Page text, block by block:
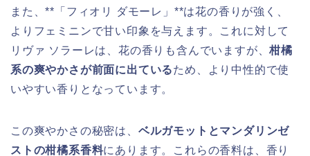
また、**「フィオリ ダモーレ」**は花の香りが強く、
よりフェミニンで甘い印象を与えます。これに対して
リヴァ ソラーレは、花の香りも含んでいますが、柑橘
系の爽やかさが前面に出ているため、より中性的で使
いやすい香りとなっています。
この爽やかさの秘密は、 ベルガモットとマンダリンゼ
ストの柑橘系香料にあります。これらの香料は、香り